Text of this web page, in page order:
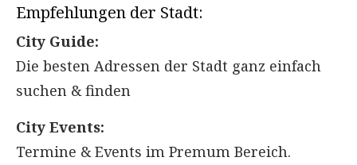
Empfehlungen der Stadt:
City Guide:
Die besten Adressen der Stadt ganz einfach
suchen & finden
City Events:
Termine & Events im Premum Bereich.